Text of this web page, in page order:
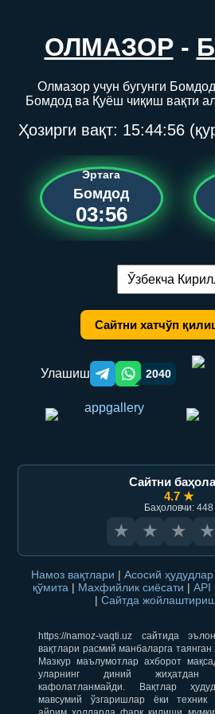
ОЛМАЗОР-
Олмазор учун бугунги
Бомдод ва Қуёш чиқиш вақти
Ҳозирги вақт: 15:44:56
Эртага
Бомдод
03:56
Тилни
Сайтни хатчўп
Улашиш Telegram orqali ulashish
WhatsApp orqali
2040
Сайтни
4.7 ★
Баҳоловчи: 448
★ ★ ★ ★
Намоз вақтлари | Асосий ҳудудлар
қўмита | Махфийлик сиёсати | API
| Сайтда
https://namoz-vaqti.uz сайтида
вақтлари расмий манбаларга
Мазкур маълумотлар ахборот
уларнинг диний жиҳатдан
кафолатланмайди. Вақтлар
мавсумий ўзгаришлар ёки техник